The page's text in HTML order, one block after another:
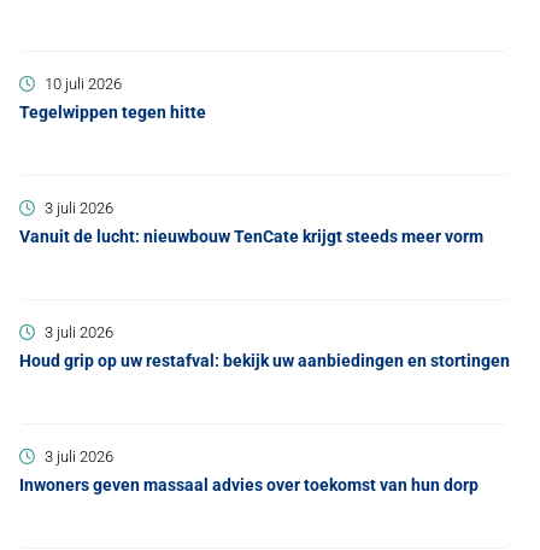
Tegelwippen tegen hitte
10 juli 2026
Vanuit de lucht: nieuwbouw TenCate krijgt steeds meer vorm
3 juli 2026
Houd grip op uw restafval: bekijk uw aanbiedingen en stortingen
3 juli 2026
Inwoners geven massaal advies over toekomst van hun dorp
3 juli 2026